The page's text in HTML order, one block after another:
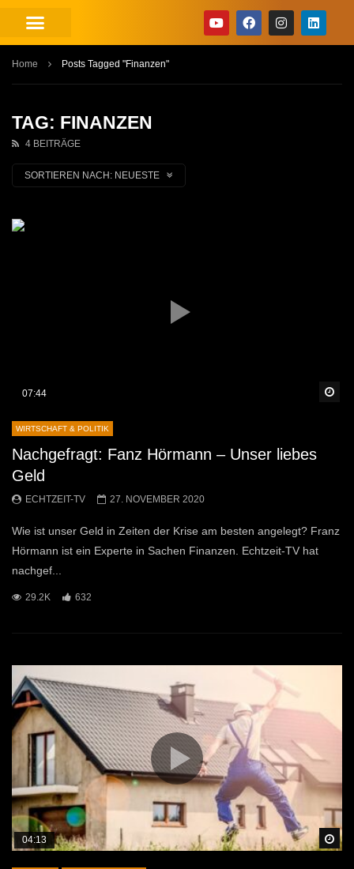
Home Posts Tagged "Finanzen"
TAG: FINANZEN
4 BEITRÄGE
SORTIEREN NACH: NEUESTE
07:44
WIRTSCHAFT & POLITIK
Nachgefragt: Fanz Hörmann – Unser liebes
Geld
ECHTZEIT-TV 27. NOVEMBER 2020
Wie ist unser Geld in Zeiten der Krise am besten angelegt? Franz
Hörmann ist ein Experte in Sachen Finanzen. Echtzeit-TV hat
nachgef...
29.2K 632
04:13